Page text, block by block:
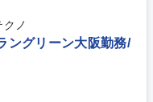
当できます。 募集職種
放送グループ/年休127日
ノ
ングリーン大阪勤務/